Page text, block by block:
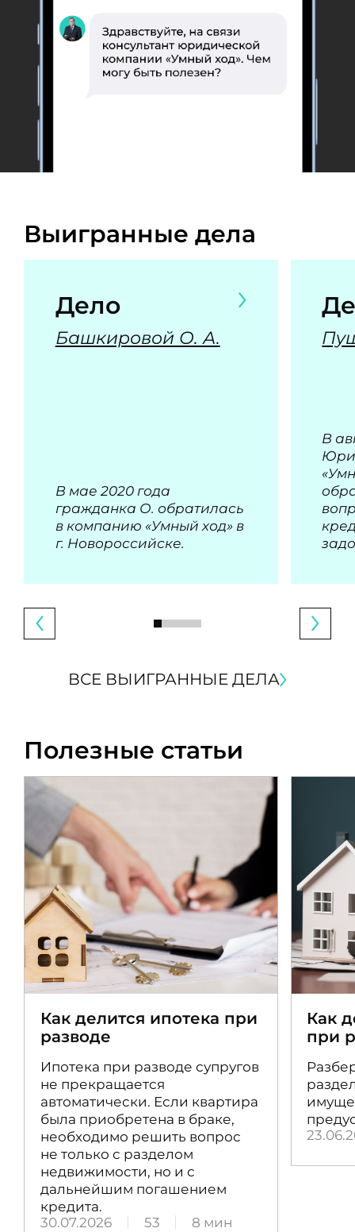
Выигранные дела
Дело
Башкировой О. А.
В мае 2020 года
гражданка О. обратилась
в компанию «Умный ход» в
г. Новороссийске.
В
ВСЕ ВЫИГРАННЫЕ ДЕЛА
Полезные статьи
Как делится ипотека при
разводе
Ипотека при разводе супругов
не прекращается
автоматически. Если квартира
была приобретена в браке,
необходимо решить вопрос
не только с разделом
недвижимости, но и с
дальнейшим погашением
кредита.
30.07.2026
53 8 мин
Как
при